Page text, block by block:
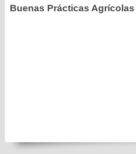
Buenas Prácticas Agrícolas